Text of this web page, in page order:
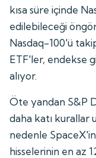
kısa süre içinde
edilebileceği
Nasdaq-100'ü
ETF'ler, endekse
alıyor.
Öte yandan S&P
daha katı kurallar
nedenle
hisselerinin en az